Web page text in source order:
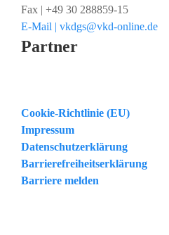
Fax | +49 30 288859-15
E-Mail | vkdgs@vkd-online.de
Partner
Cookie-Richtlinie (EU)
Impressum
Datenschutzerklärung
Barrierefreiheitserklärung
Barriere melden